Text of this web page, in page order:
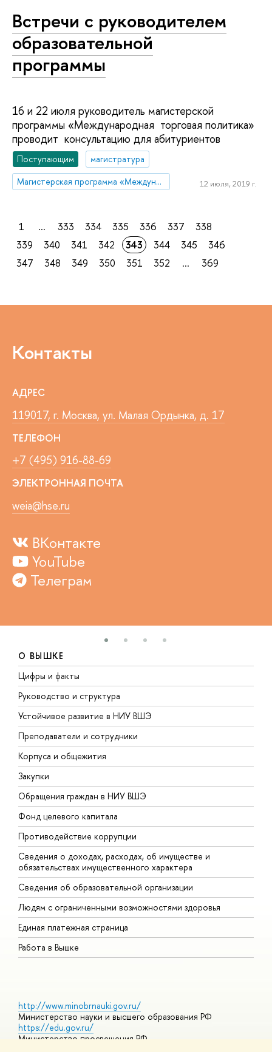
Встречи с руководителем
образовательной
программы
16 и 22 июля руководитель магистерской
программы «Международная торговая политика»
проводит консультацию для абитуриентов
Поступающим
магистратура
Магистерская программа «Международная торговая политика»
12 июля, 2019 г.
1 ... 333 334 335 336 337
338
339
340 341 342 343 344 345
346
347
348 349 350 351 352 ... 369
Контакты
АДРЕС
119017, г. Москва, ул. Малая Ордынка, д. 17
ТЕЛЕФОН
+7 (495) 916-88-69
ЭЛЕКТРОННАЯ ПОЧТА
weia@hse.ru
ВКонтакте
YouTube
Телеграм
О ВЫШКЕ
Цифры и факты
Руководство и структура
Устойчивое развитие в НИУ ВШЭ
Преподаватели и сотрудники
Корпуса и общежития
Закупки
Обращения граждан в НИУ ВШЭ
Фонд целевого капитала
Противодействие коррупции
Сведения о доходах, расходах, об имуществе и
обязательствах имущественного характера
Сведения об образовательной организации
Людям с ограниченными возможностями здоровья
Единая платежная страница
Работа в Вышке
http://www.minobrnauki.gov.ru/
Министерство науки и высшего образования РФ
https://edu.gov.ru/
Министерство просвещения РФ